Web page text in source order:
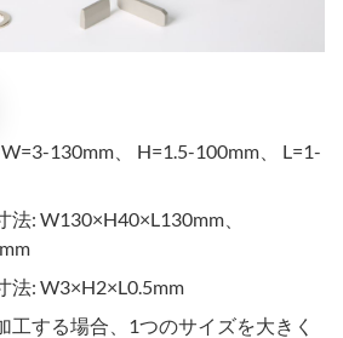
130mm、 H=1.5-100mm、 L=1-
: W130×H40×L130mm、
法: W3×H2×L0.5mm
工する場合、1つのサイズを大きく